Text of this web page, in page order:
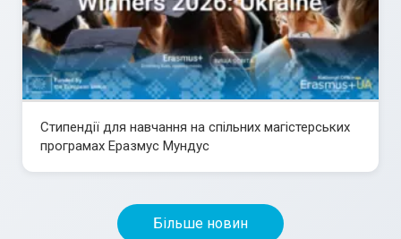
Стипендії для навчання на спільних магістерських
програмах Еразмус Мундус
Більше новин